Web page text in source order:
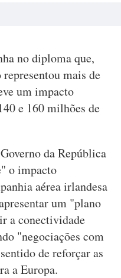
no diploma que,
representou mais de
um impacto
e 160 milhões de
da República
o impacto
aérea irlandesa
um "plano
a conectividade
"negociações com
de reforçar as
a Europa.